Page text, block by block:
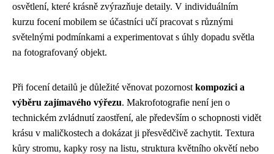
osvětlení, které krásně zvýrazňuje detaily. V individuálním
kurzu focení mobilem se účastníci učí pracovat s různými
světelnými podmínkami a experimentovat s úhly dopadu světla
na fotografovaný objekt.
Při focení detailů je důležité věnovat pozornost kompozici a
výběru zajímavého výřezu. Makrofotografie není jen o
technickém zvládnutí zaostření, ale především o schopnosti vidět
krásu v maličkostech a dokázat ji přesvědčivě zachytit. Textura
kůry stromu, kapky rosy na listu, struktura květního okvětí nebo